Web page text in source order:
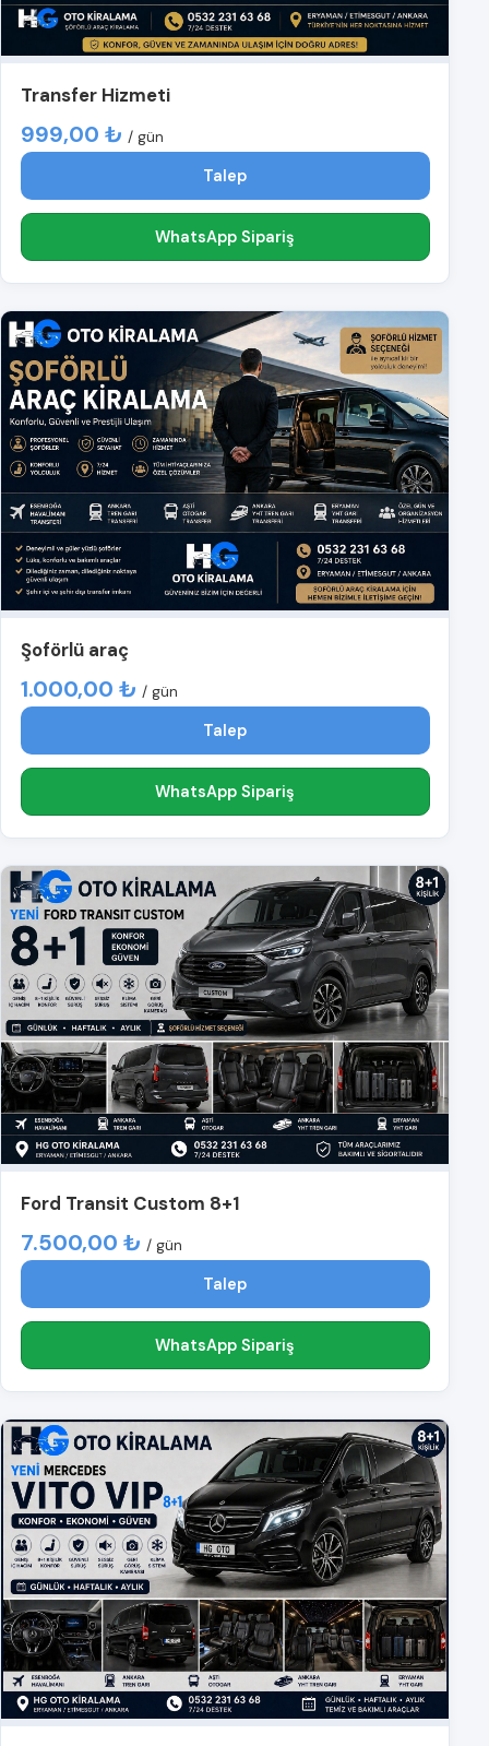
Transfer Hizmeti
999,00 ₺ / gün
Talep
WhatsApp Sipariş
Şoförlü araç
1.000,00 ₺ / gün
Talep
WhatsApp Sipariş
Ford Transit Custom 8+1
7.500,00 ₺ / gün
Talep
WhatsApp Sipariş